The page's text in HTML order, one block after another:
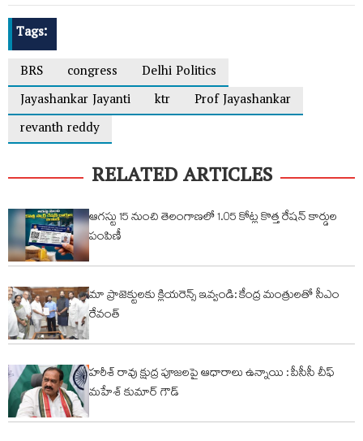
Tags:
BRS
congress
Delhi Politics
Jayashankar Jayanti
ktr
Prof Jayashankar
revanth reddy
RELATED ARTICLES
ఆగస్టు 15 నుంచి తెలంగాణలో 1.05 కోట్ల కొత్త రేషన్ కార్డుల
పంపిణీ
మా ప్రాజెక్టులకు క్లియరెన్స్ ఇవ్వండి: కేంద్ర మంత్రులతో సీఎం
రేవంత్
హరీశ్ రావు క్షుద్ర పూజలపై ఆధారాలు ఉన్నాయి : పీసీసీ చీఫ్
మహేశ్ కుమార్ గౌడ్